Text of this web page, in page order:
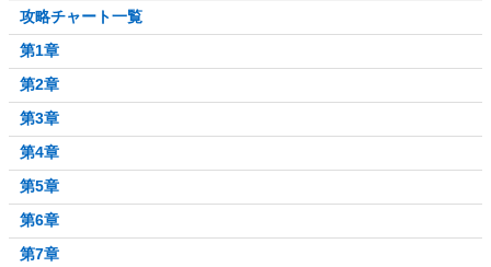
攻略チャート一覧
第1章
第2章
第3章
第4章
第5章
第6章
第7章